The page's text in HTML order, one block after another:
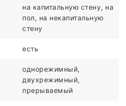
на капитальную стену, на
пол, на некапитальную
стену
есть
однорежимный,
двухрежимный,
прерываемый